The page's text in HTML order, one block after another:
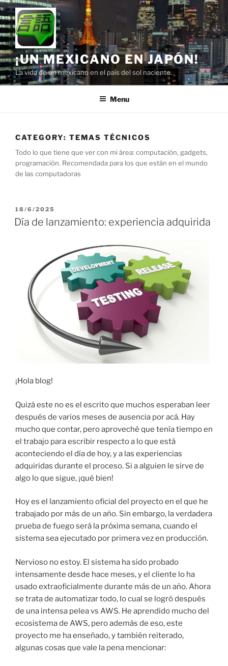
Skip
to
content
¡UN MEXICANO EN JAPÓN!
La vida de un mexicano en el país del sol naciente.
Menu
CATEGORY: TEMAS TÉCNICOS
Todo lo que tiene que ver con mi área: computación, gadgets,
programación. Recomendada para los que están en el mundo
de las computadoras
POSTED
ON
18/6/2025
Día de lanzamiento: experiencia adquirida
¡Hola blog!
Quizá este no es el escrito que muchos esperaban leer
después de varios meses de ausencia por acá. Hay
mucho que contar, pero aproveché que tenía tiempo en
el trabajo para escribir respecto a lo que está
aconteciendo el día de hoy, y a las experiencias
adquiridas durante el proceso. Si a alguien le sirve de
algo lo que sigue, ¡qué bien!
Hoy es el lanzamiento oficial del proyecto en el que he
trabajado por más de un año. Sin embargo, la verdadera
prueba de fuego será la próxima semana, cuando el
sistema sea ejecutado por primera vez en producción.
Nervioso no estoy. El sistema ha sido probado
intensamente desde hace meses, y el cliente lo ha
usado extraoficialmente durante más de un año. Ahora
se trata de automatizar todo, lo cual se logró después
de una intensa pelea vs AWS. He aprendido mucho del
ecosistema de AWS, pero además de eso, este
proyecto me ha enseñado, y también reiterado,
algunas cosas que vale la pena mencionar: